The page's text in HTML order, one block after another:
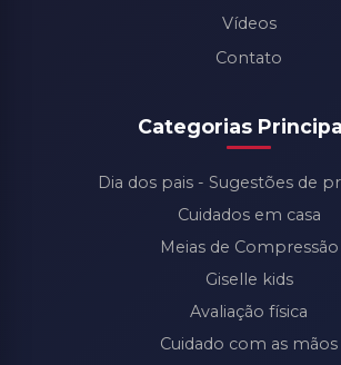
Vídeos
Contato
Categorias
Dia dos pais - Sugestões de
Cuidados em casa
Meias de Compressão
Giselle kids
Avaliação física
Cuidado com as mãos